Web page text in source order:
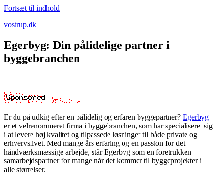
Fortsæt til indhold
vostrup.dk
Egerbyg: Din pålidelige partner i
byggebranchen
Er du på udkig efter en pålidelig og erfaren byggepartner? Egerbyg
er et velrenommeret firma i byggebranchen, som har specialiseret sig
i at levere høj kvalitet og tilpassede løsninger til både private og
erhvervslivet. Med mange års erfaring og en passion for det
håndværksmæssige arbejde, står Egerbyg som en foretrukken
samarbejdspartner for mange når det kommer til byggeprojekter i
alle størrelser.